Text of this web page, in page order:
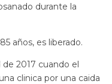
durante la
años, es liberado.
2017 cuando el
clinica por una caida